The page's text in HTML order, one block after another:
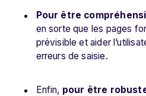
Pour être
en sorte que les pages
prévisible et aider
erreurs de saisie.
Enfin, pour être